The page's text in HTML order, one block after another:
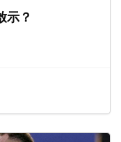
示？